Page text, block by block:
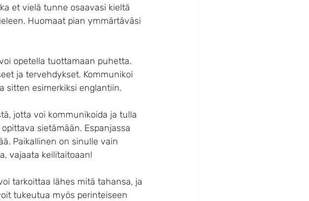
et vielä tunne osaavasi kieltä
Huomaat pian ymmärtäväsi
opetella tuottamaan puhetta.
ja tervehdykset. Kommunikoi
sitten esimerkiksi englantiin.
jotta voi kommunikoida ja tulla
sietämään. Espanjassa
Paikallinen on sinulle vain
vajaata keilitaitoaan!
tarkoittaa lähes mitä tahansa, ja
tukeutua myös perinteiseen